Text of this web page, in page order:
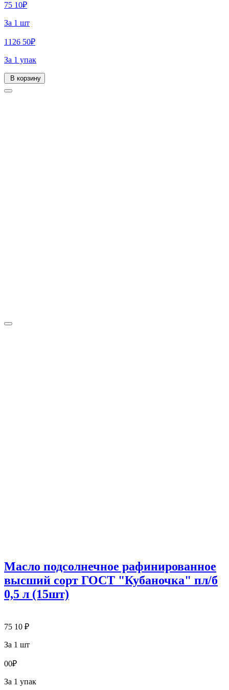
75 10₽
За 1 шт
1126 50₽
За 1 упак
В корзину
Масло подсолнечное рафинированное
высший сорт ГОСТ "Кубаночка" пл/б
0,5 л (15шт)
75 10 ₽
За 1 шт
00₽
За 1 упак